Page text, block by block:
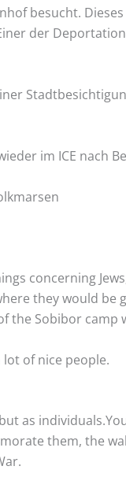
besucht.
der
im ICE nach
concerning
they would be
Sobibor camp
of nice people.
as
them, the